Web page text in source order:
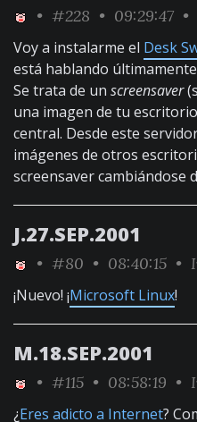
• #228 • 09:29:47 •
Voy a instalarme el Desk
está hablando
Se trata de un screensaver
una imagen de tu
central. Desde este
imágenes de otros
screensaver cambiándose
J.27.SEP.2001
• #80 • 08:40:15 •
¡Nuevo! ¡Microsoft Linux!
M.18.SEP.2001
• #115 • 08:58:19 •
¿Eres adicto a Internet?